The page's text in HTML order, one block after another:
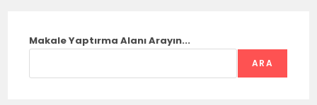
Makale Yaptırma Alanı Arayın...
ARA